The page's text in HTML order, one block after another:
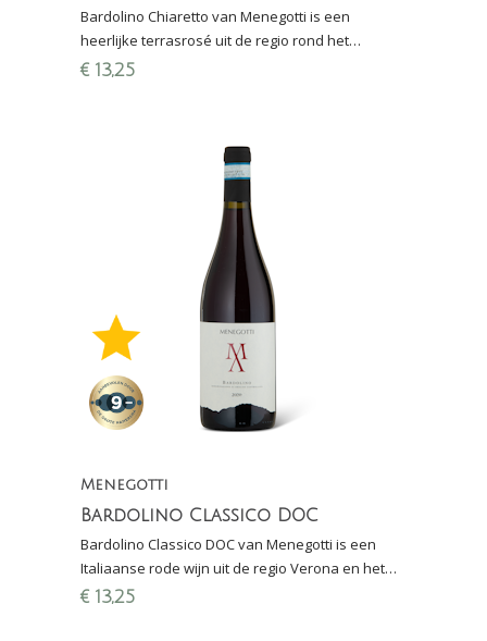
Bardolino Chiaretto van Menegotti is een
heerlijke terrasrosé uit de regio rond het
Gardameer (Veneto). Winnaar Proefschrift
€ 13,25
Menegotti
Bardolino Classico DOC
Bardolino Classico DOC van Menegotti is een
Italiaanse rode wijn uit de regio Verona en het
Gardameer. Cool rood in optima forma!
€ 13,25